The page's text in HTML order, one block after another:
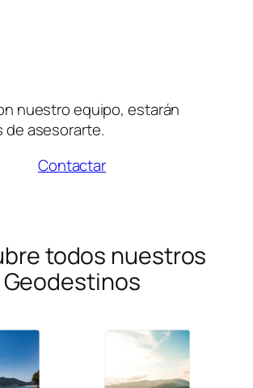
nuestro equipo, estarán
asesorarte.
Contactar
todos nuestros
Geodestinos